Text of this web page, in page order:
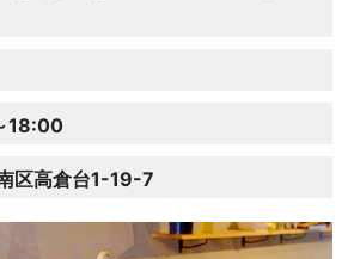
18:00
区高倉台1-19-7